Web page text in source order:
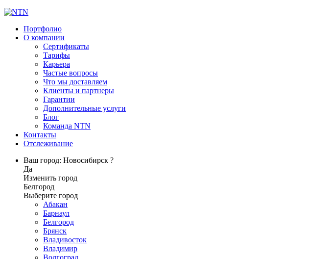
Портфолио
О компании
Сертификаты
Тарифы
Карьера
Частые вопросы
Что мы доставляем
Клиенты и партнеры
Гарантии
Дополнительные услуги
Блог
Команда NTN
Контакты
Отслеживание
Ваш город: Новосибирск ?
Да
Изменить город
Белгород
Выберите город
Абакан
Барнаул
Белгород
Брянск
Владивосток
Владимир
Волгоград